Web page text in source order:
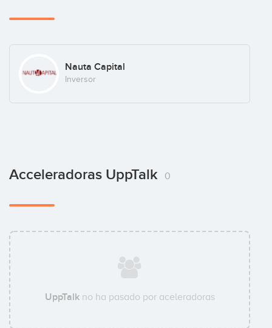
Nauta Capital
Inversor
Acceleradoras UppTalk 0
UppTalkno ha pasado por aceleradoras